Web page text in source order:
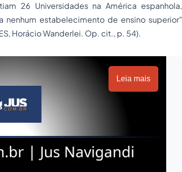
26 Universidades na América espanhola,
nenhum estabelecimento de ensino superior"
Horácio Wanderlei. Op. cit., p. 54).
Leia mais